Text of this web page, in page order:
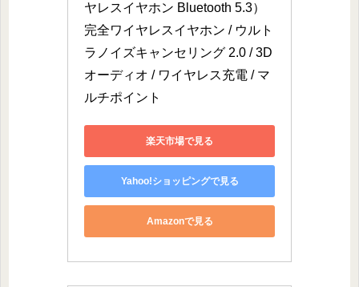
ヤレスイヤホン Bluetooth 5.3）
完全ワイヤレスイヤホン / ウルト
ラノイズキャンセリング 2.0 / 3D
オーディオ / ワイヤレス充電 / マ
ルチポイント
楽天市場で見る
Yahoo!ショッピングで見る
Amazonで見る